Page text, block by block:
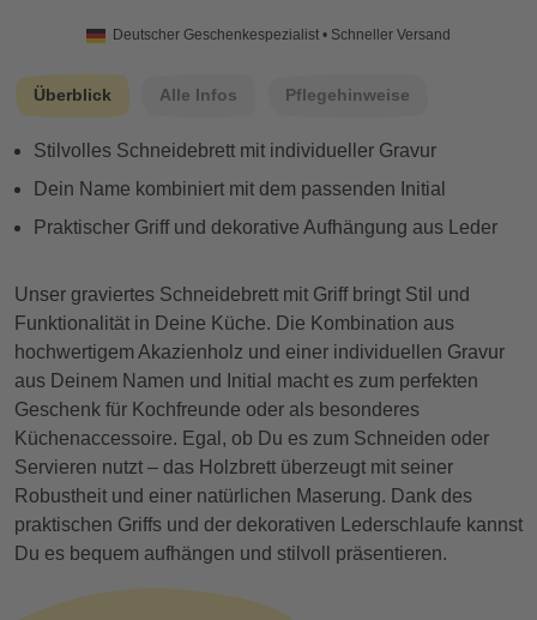
Deutscher Geschenkespezialist • Schneller Versand
Überblick Alle Infos Pflegehinweise
Stilvolles Schneidebrett mit individueller Gravur
Dein Name kombiniert mit dem passenden Initial
Praktischer Griff und dekorative Aufhängung aus Leder
Unser graviertes Schneidebrett mit Griff bringt Stil und
Funktionalität in Deine Küche. Die Kombination aus
hochwertigem Akazienholz und einer individuellen Gravur
aus Deinem Namen und Initial macht es zum perfekten
Geschenk für Kochfreunde oder als besonderes
Küchenaccessoire. Egal, ob Du es zum Schneiden oder
Servieren nutzt – das Holzbrett überzeugt mit seiner
Robustheit und einer natürlichen Maserung. Dank des
praktischen Griffs und der dekorativen Lederschlaufe kannst
Du es bequem aufhängen und stilvoll präsentieren.